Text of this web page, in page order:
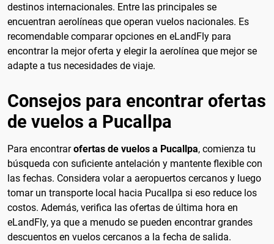
destinos internacionales. Entre las principales se
encuentran aerolíneas que operan vuelos nacionales. Es
recomendable comparar opciones en eLandFly para
encontrar la mejor oferta y elegir la aerolínea que mejor se
adapte a tus necesidades de viaje.
Consejos para encontrar ofertas
de vuelos a Pucallpa
Para encontrarofertas de vuelos a Pucallpa, comienza tu
búsqueda con suficiente antelación y mantente flexible con
las fechas. Considera volar a aeropuertos cercanos y luego
tomar un transporte local hacia Pucallpa si eso reduce los
costos. Además, verifica las ofertas de última hora en
eLandFly, ya que a menudo se pueden encontrar grandes
descuentos en vuelos cercanos a la fecha de salida.